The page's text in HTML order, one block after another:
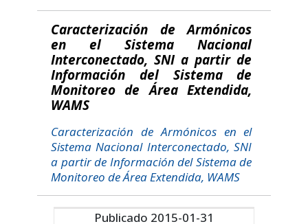
Caracterización de Armónicos
en el Sistema Nacional
Interconectado, SNI a partir de
Información del Sistema de
Monitoreo de Área Extendida,
WAMS
Caracterización de Armónicos en el
Sistema Nacional Interconectado, SNI
a partir de Información del Sistema de
Monitoreo de Área Extendida, WAMS
Publicado 2015-01-31